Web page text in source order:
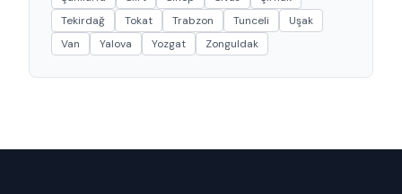
Tekirdağ
Tokat Trabzon Tunceli
Uşak
Van
Yalova Yozgat Zonguldak